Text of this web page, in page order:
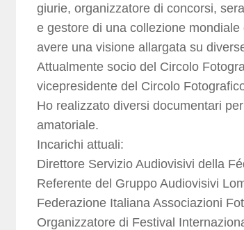
giurie, organizzatore di concorsi,
e gestore di una collezione
avere una visione allargata su
Attualmente socio del Circolo
vicepresidente del Circolo
Ho realizzato diversi documentari
amatoriale.
Incarichi attuali:
Direttore Servizio Audiovisivi della
Referente del Gruppo Audiovisivi
Federazione Italiana Associazioni
Organizzatore di Festival